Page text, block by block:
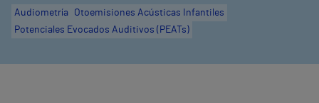
Audiometría
Otoemisiones Acústicas Infantiles
Potenciales Evocados Auditivos (PEATs)